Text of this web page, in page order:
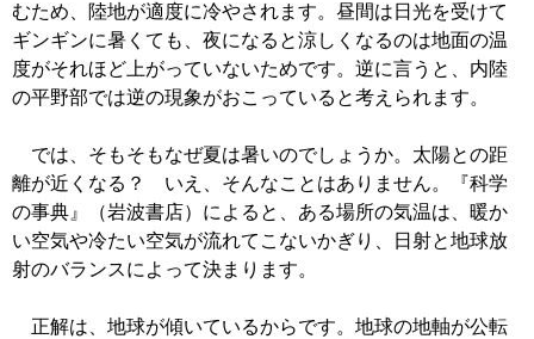
むため、陸地が適度に冷やされます。昼間は日光を受けて
ギンギンに暑くても、夜になると涼しくなるのは地面の温
度がそれほど上がっていないためです。逆に言うと、内陸
の平野部では逆の現象がおこっていると考えられます。
では、そもそもなぜ夏は暑いのでしょうか。太陽との距
離が近くなる？ いえ、そんなことはありません。『科学
の事典』（岩波書店）によると、ある場所の気温は、暖か
い空気や冷たい空気が流れてこないかぎり、日射と地球放
射のバランスによって決まります。
正解は、地球が傾いているからです。地球の地軸が公転